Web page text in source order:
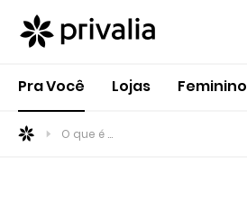
Pra Você Lojas Feminino
O que é ...